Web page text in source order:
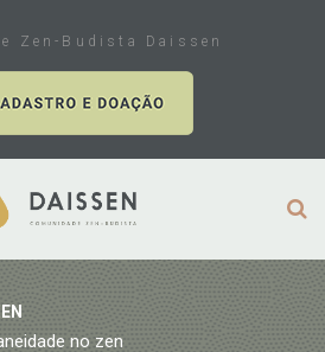
Zen-Budista Daissen
no zen